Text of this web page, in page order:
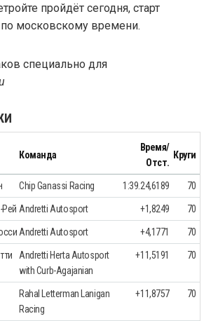
пройдёт сегодня, старт
по московскому времени.
специально для
Команда
Время/
Отст.
Круги
Chip Ganassi Racing 1:39.24,6189 70
Рей Andretti Autosport +1,8249 70
Andretti Autosport +4,1771 70
Andretti Herta Autosport
with Curb-Agajanian
+11,5191 70
Rahal Letterman Lanigan
Racing
+11,8757 70